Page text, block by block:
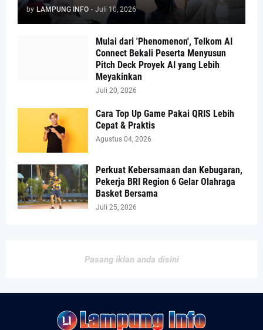
by LAMPUNG INFO - Juli 10, 2026
Mulai dari 'Phenomenon', Telkom AI
Connect Bekali Peserta Menyusun
Pitch Deck Proyek AI yang Lebih
Meyakinkan
Juli 20, 2026
Cara Top Up Game Pakai QRIS Lebih
Cepat & Praktis
Agustus 04, 2026
Perkuat Kebersamaan dan Kebugaran,
Pekerja BRI Region 6 Gelar Olahraga
Basket Bersama
Juli 25, 2026
Pasang iklan anda disini